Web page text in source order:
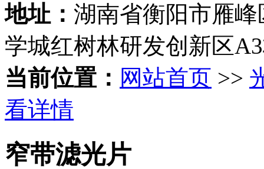
地址： 湖南省衡阳市雁
学城红树林研发创新区
当前位置： 网站首页 >>
看详情
窄带滤光片